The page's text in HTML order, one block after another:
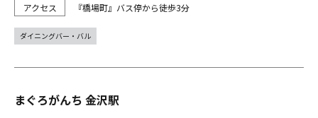
『橋場町』バス停から徒歩3分
ダイニングバー・バル
まぐろがんち 金沢駅